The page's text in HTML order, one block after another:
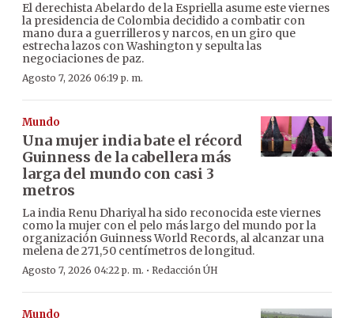
El derechista Abelardo de la Espriella asume este viernes
la presidencia de Colombia decidido a combatir con
mano dura a guerrilleros y narcos, en un giro que
estrecha lazos con Washington y sepulta las
negociaciones de paz.
Agosto 7, 2026 06:19 p. m.
Mundo
Una mujer india bate el récord
Guinness de la cabellera más
larga del mundo con casi 3
metros
La india Renu Dhariyal ha sido reconocida este viernes
como la mujer con el pelo más largo del mundo por la
organización Guinness World Records, al alcanzar una
melena de 271,50 centímetros de longitud.
Agosto 7, 2026 04:22 p. m. · Redacción ÚH
Mundo